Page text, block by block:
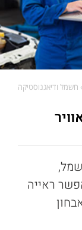
חשמל ודיאגנוסטיקה
ראייה